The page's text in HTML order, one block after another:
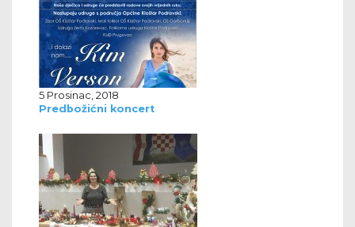
5 Prosinac, 2018
Predbožićni koncert